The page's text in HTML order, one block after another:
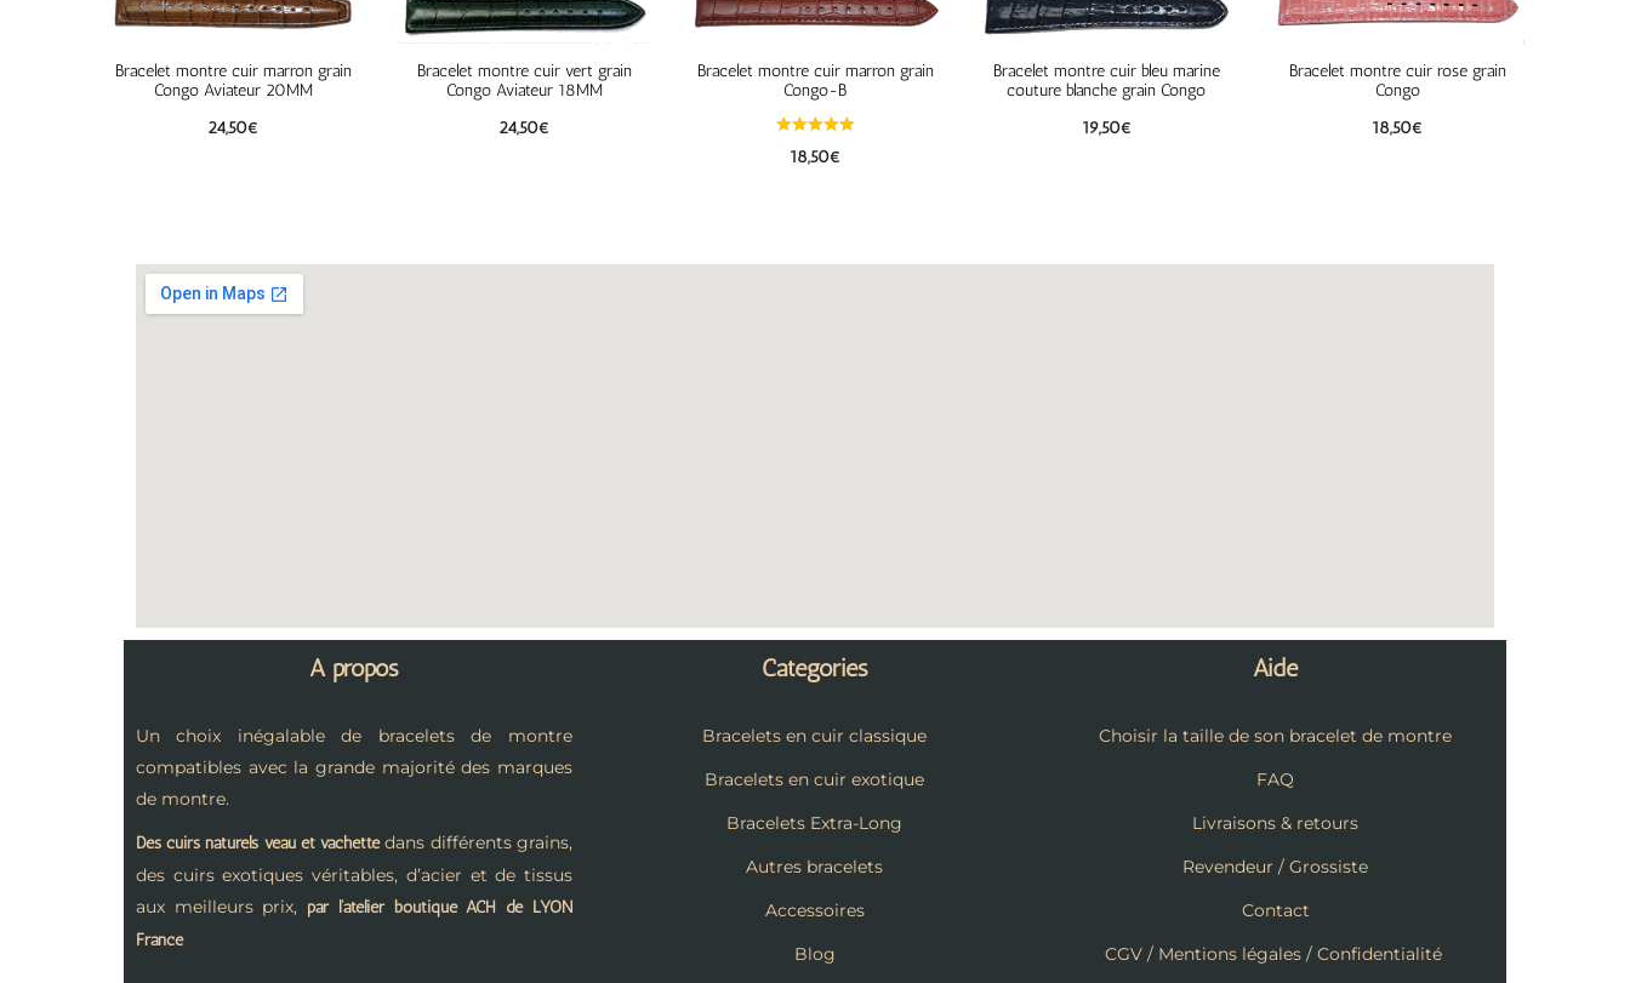
Bracelet montre cuir marron grain
Congo Aviateur 20MM
24,50€
Bracelet montre cuir vert grain
Congo Aviateur 18MM
24,50€
Bracelet montre cuir marron grain
Congo-B
18,50€
Bracelet montre cuir bleu marine
couture blanche grain Congo
19,50€
Bracelet montre cuir rose grain
Congo
18,50€
A propos
Un choix inégalable de bracelets de montre
compatibles avec la grande majorité des marques
de montre.
Des cuirs naturels veau et vachettedans différents grains,
des cuirs exotiques véritables, d’acier et de tissus
aux meilleurs prix, par l’atelier boutique ACH de LYON
France
Catégories
Bracelets en cuir classique
Bracelets en cuir exotique
Bracelets Extra-Long
Autres bracelets
Accessoires
Blog
Aide
Choisir la taille de son bracelet de montre
FAQ
Livraisons & retours
Revendeur / Grossiste
Contact
CGV / Mentions légales / Confidentialité